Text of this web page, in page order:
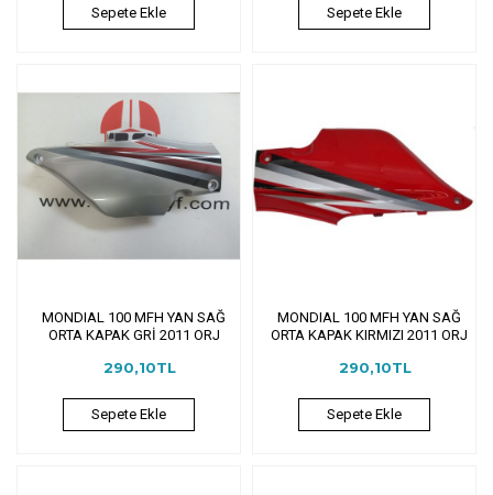
Sepete Ekle Sepete Ekle
MONDIAL 100 MFH YAN SAĞ
ORTA KAPAK GRİ 2011 ORJ
290,10TL
Sepete Ekle
MONDIAL 100 MFH YAN SAĞ
ORTA KAPAK KIRMIZI 2011 ORJ
290,10TL
Sepete Ekle